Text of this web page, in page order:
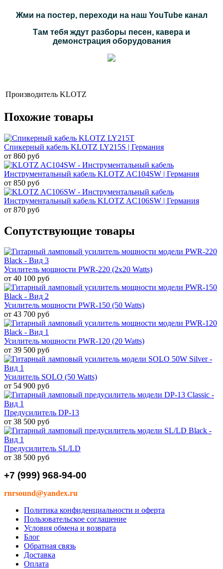
Жми на постер, переходи на наш YouTube канал
Там тебя ждут разборы песен, кавера и
демонстрация оборудования
Производитель KLOTZ
Похожие товары
Спикерный кабель KLOTZ LY215S | Германия
от 860 руб
Инструментальный кабель KLOTZ AC104SW | Германия
от 850 руб
Инструментальный кабель KLOTZ AC106SW | Германия
от 870 руб
Сопутствующие товары
Усилитель мощности PWR-220 (2x20 Watts)
от 40 100 руб
Усилитель мощности PWR-150 (50 Watts)
от 43 700 руб
Усилитель мощности PWR-120 (20 Watts)
от 39 500 руб
Усилитель SOLO (50 Watts)
от 54 900 руб
Предусилитель DP-13
от 38 500 руб
Предусилитель SL/LD
от 38 500 руб
+7 (999) 968-94-00
rnrsound@yandex.ru
Политика конфиденциальности и оферта
Пользовательское соглашение
Условия обмена и возврата
Блог
Обратная связь
Доставка
Оплата